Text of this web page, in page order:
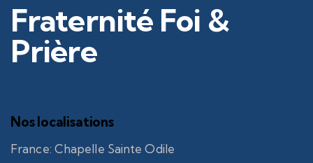
Fraternité Foi &
Prière
Nos localisations
France: Chapelle Sainte Odile